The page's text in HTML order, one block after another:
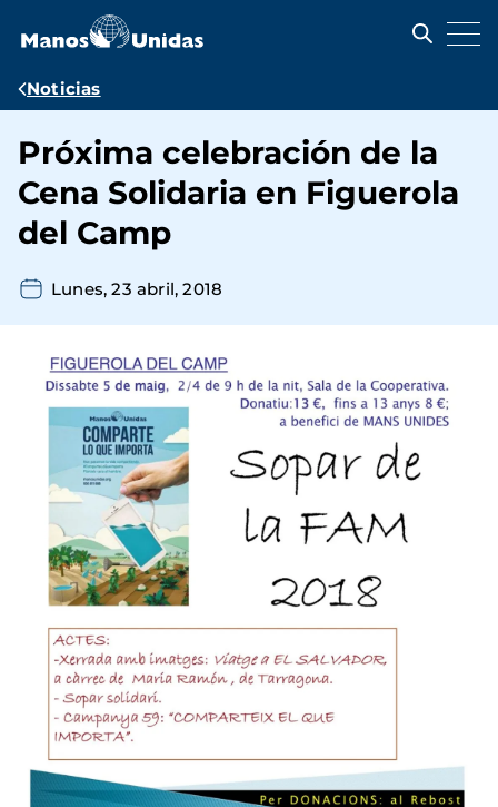
contenido
Ruta
navegación
Noticias
Próxima celebración de la
Cena Solidaria en Figuerola
del Camp
Lunes, 23 abril, 2018